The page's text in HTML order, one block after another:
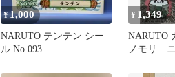
¥1,000
NARUTO テンテン シー
ル No.093
¥ 1,349
NARUTO
ノモリ ニ